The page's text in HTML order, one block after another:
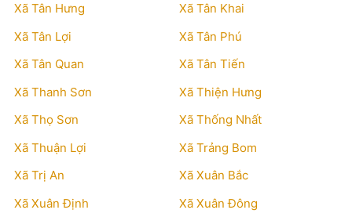
Xã Tân Hưng
Xã Tân Khai
Xã Tân Lợi
Xã Tân Phú
Xã Tân Quan
Xã Tân Tiến
Xã Thanh Sơn
Xã Thiện Hưng
Xã Thọ Sơn
Xã Thống Nhất
Xã Thuận Lợi
Xã Trảng Bom
Xã Trị An
Xã Xuân Bắc
Xã Xuân Định
Xã Xuân Đông